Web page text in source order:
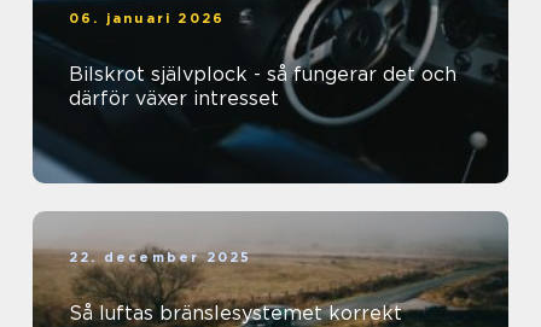
06. januari 2026
Bilskrot självplock - så fungerar det och
därför växer intresset
22. december 2025
Så luftas bränslesystemet korrekt